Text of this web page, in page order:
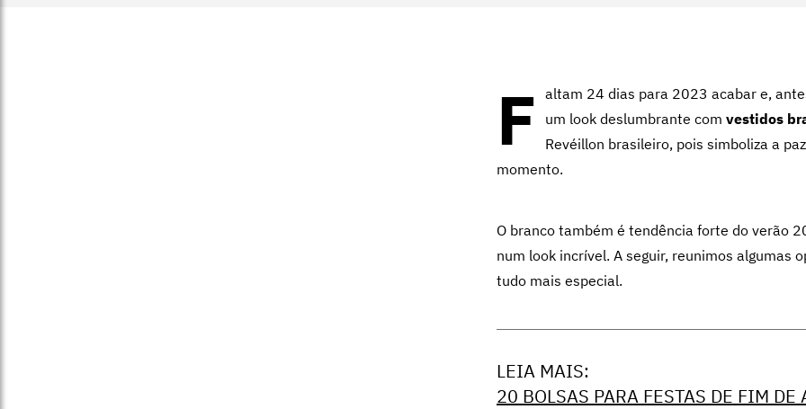
F
altam 24 dias para 2023 acabar e,
um look deslumbrante com vestidos
Revéillon brasileiro, pois simboliza a
momento.
O branco também é tendência forte do verão
num look incrível. A seguir, reunimos algumas
tudo mais especial.
LEIA MAIS:
20 BOLSAS PARA FESTAS DE FIM DE